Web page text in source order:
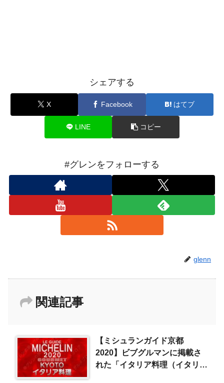
シェアする
X Facebook はてブ
LINE コピー
#グレンをフォローする
glenn
関連記事
【ミシュランガイド京都
2020】ビブグルマンに掲載さ
れた「イタリア料理（イタリア